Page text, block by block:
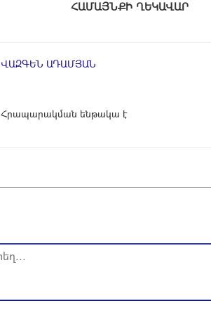
ՀԱՄԱՅՆՔԻ
ՎԱԶԳԵՆ ԱԴԱՄՅԱՆ
Հրապարակման ենթակա է